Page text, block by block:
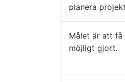
planera projekt
Målet är att få
möjligt gjort.